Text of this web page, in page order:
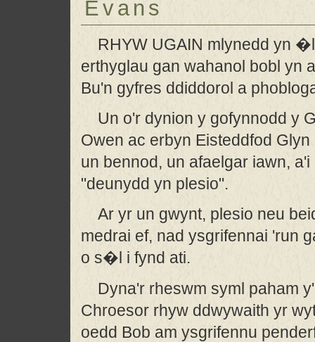
Evans
RHYW UGAIN mlynedd yn
erthyglau gan wahanol bobl yn
Bu'n gyfres ddiddorol a
Un o'r dynion y gofynnodd y
Owen ac erbyn Eisteddfod
un bennod, un afaelgar iawn,
"deunydd yn plesio".
Ar yr un gwynt, plesio neu
medrai ef, nad ysgrifennai 'run
o s�l i fynd ati.
Dyna'r rheswm syml paham
Chroesor rhyw ddwywaith yr
oedd Bob am ysgrifennu